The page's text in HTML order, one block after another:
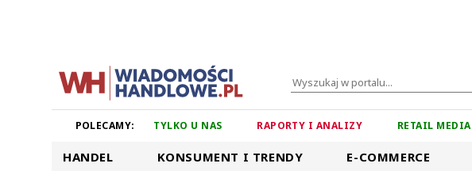
POLECAMY: TYLKO U NAS RAPORTY I ANALIZY RETAIL MEDIA
HANDEL KONSUMENT I TRENDY E-COMMERCE